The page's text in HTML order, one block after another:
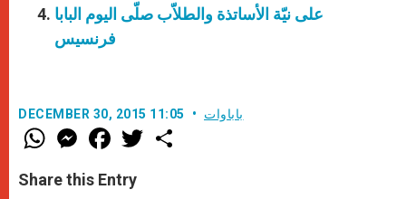
على نيّة الأساتذة والطلاّب صلّى اليوم البابا
فرنسيس
DECEMBER 30, 2015 11:05 باباوات
W
h
t
s
M
e
s
e
F
a
e
b
w
Share this Entry